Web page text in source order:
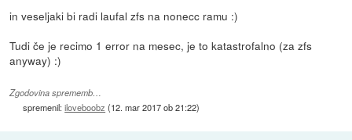
in veseljaki bi radi laufal zfs na nonecc ramu :)
Tudi če je recimo 1 error na mesec, je to katastrofalno (za zfs
anyway) :)
Zgodovina sprememb…
spremenil:iloveboobz (12. mar 2017 ob 21:22)